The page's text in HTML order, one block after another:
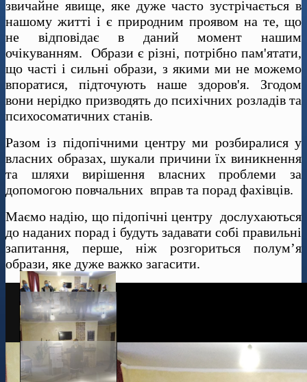
звичайне явище, яке дуже часто зустрічається в
нашому житті і є природним проявом на те, що
не відповідає в даний момент нашим
очікуванням. Образи є різні, потрібно пам'ятати,
що часті і сильні образи, з якими ми не можемо
впоратися, підточують наше здоров'я. Згодом
вони нерідко призводять до психічних розладів та
психосоматичних станів.
Разом із підопічними центру ми розбиралися у
власних образах, шукали причини їх виникнення
та шляхи вирішення власних проблеми за
допомогою повчальних вправ та порад фахівців.
Маємо надію, що підопічні центру дослухаються
до наданих порад і будуть задавати собі правильні
запитання, перше, ніж розгориться полум’я
образи, яке дуже важко загасити.